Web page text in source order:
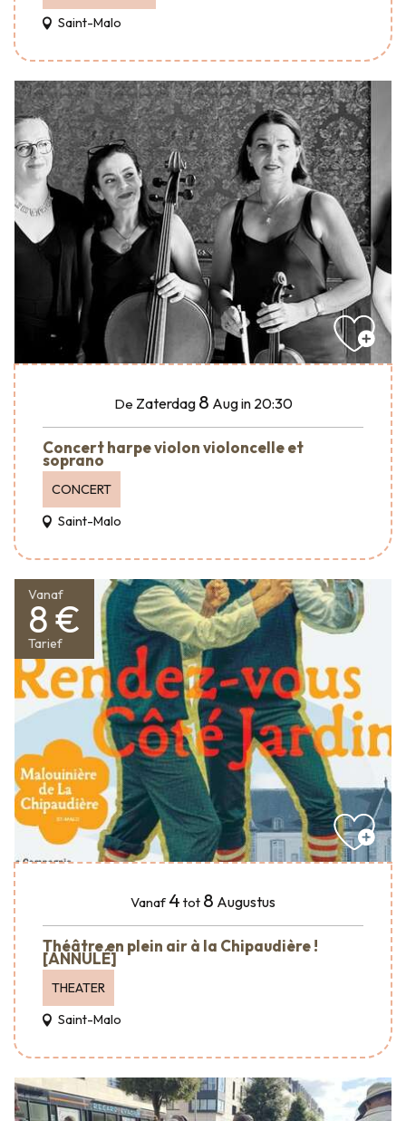
Saint-Malo
De Zaterdag 8 Augin 20:30
Concert harpe violon violoncelle et
soprano
CONCERT
Saint-Malo
Vanaf
8 €
Tarief
Vanaf4 tot 8 Augustus
Théâtre en plein air à la Chipaudière !
[ANNULÉ]
THEATER
Saint-Malo